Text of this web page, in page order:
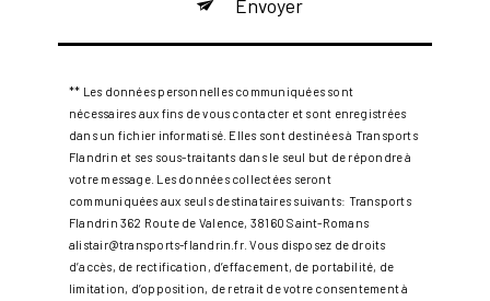
Envoyer
** Les données personnelles communiquées sont
nécessaires aux fins de vous contacter et sont enregistrées
dans un fichier informatisé. Elles sont destinées à Transports
Flandrin et ses sous-traitants dans le seul but de répondre à
votre message. Les données collectées seront
communiquées aux seuls destinataires suivants: Transports
Flandrin 362 Route de Valence, 38160 Saint-Romans
alistair@transports-flandrin.fr. Vous disposez de droits
d’accès, de rectification, d’effacement, de portabilité, de
limitation, d’opposition, de retrait de votre consentement à